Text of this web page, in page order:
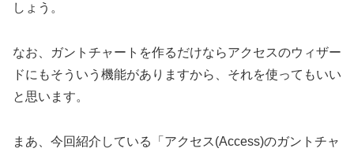
しょう。
なお、ガントチャートを作るだけならアクセスのウィザー
ドにもそういう機能がありますから、それを使ってもいい
と思います。
まあ、今回紹介している「アクセス(Access)のガントチャ